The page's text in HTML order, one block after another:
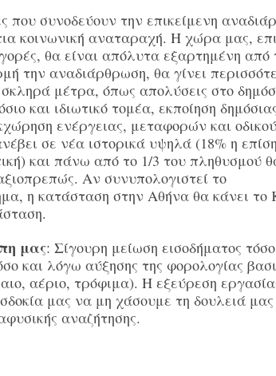
που συνοδεύουν την επικείμενη
κοινωνική αναταραχή. Η χώρα μας,
θα είναι απόλυτα εξαρτημένη από
την αναδιάρθρωση, θα γίνει
σκληρά μέτρα, όπως απολύσεις στο
και ιδιωτικό τομέα, εκποίηση
ενέργειας, μεταφορών και οδικού
σε νέα ιστορικά υψηλά (18% η
και πάνω από το 1/3 του πληθυσμού
Αν συνυπολογιστεί το
η κατάσταση στην Αθήνα θα κάνει το
μας: Σίγουρη μείωση εισοδήματος
και λόγω αύξησης της φορολογίας
αέριο, τρόφιμα). Η εξεύρεση
μας να μη χάσουμε τη δουλειά
αναζήτησης.